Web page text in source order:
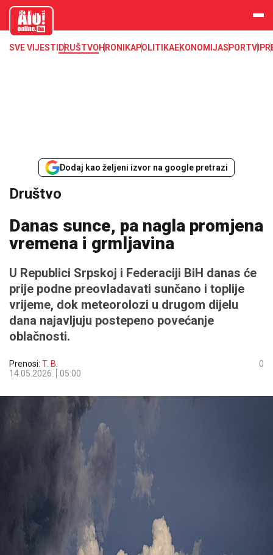
aloonline.b
SVE VIJESTI DRUŠTVOHRONIKAPOLITIKAEKONOMIJASPORTVIP
Dodaj kao željeni izvor na google pretrazi
Društvo
Danas sunce, pa nagla promjena
vremena i grmljavina
U Republici Srpskoj i Federaciji BiH danas će
prije podne preovladavati sunčano i toplije
vrijeme, dok meteorolozi u drugom dijelu
dana najavljuju postepeno povećanje
oblačnosti.
Prenosi: T. B.
14.05.2026.
05:00
0